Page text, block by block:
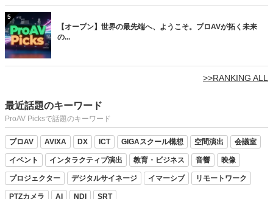
5
【オープン】世界の最先端へ、ようこそ。プロAVが拓く未来
の...
>>RANKING ALL
最近話題のキーワード
ProAV Picksで話題のキーワード
プロAV AVIXA DX ICT GIGAスクール構想 空間演出 会議室
イベント インタラクティブ演出 教育・ビジネス 音響 映像
プロジェクター デジタルサイネージ イマーシブ リモートワーク
PTZカメラ AI NDI SRT